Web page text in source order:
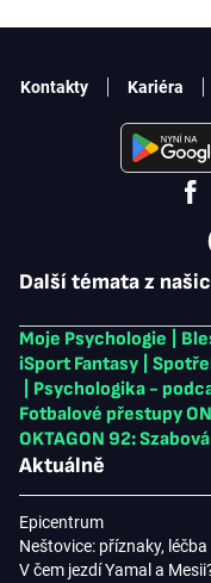
Další témata z
Moje Psychologie
iSport Fantasy
Psychologika -
Fotbalové přestupy
OKTAGON 92:
Aktuálně
Epicentrum
Neštovice: příznaky, léčba
V čem jezdí Yamal a
Kontakty Kariéra